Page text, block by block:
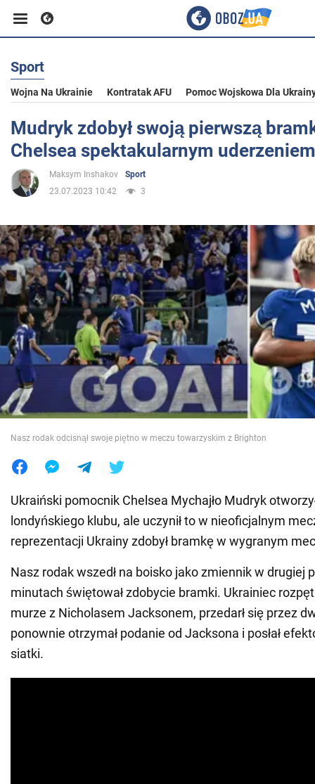
Biznes
Sport
Rozrywka
Polityka
Społeczeństwo
Wojna na Ukrainie
Świat
Jedzenie
Sport
Wojna Na Ukrainie Kontratak AFU Pomoc Wojskowa Dla
Mudryk zdobył swoją pierwszą
Chelsea spektakularnym
Maksym Inshakov
Sport
23.07.2023 10:42
3
Nasz rodak odcisnął swoje piętno w meczu towarzyskim z Brighton
Ukraiński pomocnik Chelsea Mychajło Mudryk
londyńskiego klubu, ale uczynił to w nieoficjalnym
reprezentacji Ukrainy zdobył bramkę w wygranym
Nasz rodak wszedł na boisko jako zmiennik w drugiej
minutach świętował zdobycie bramki. Ukrainiec
murze z Nicholasem Jacksonem, przedarł się przez
ponownie otrzymał podanie od Jacksona i posłał
siatki.